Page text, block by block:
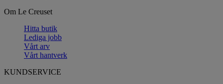
Om Le Creuset
Hitta butik
Lediga jobb
Vårt arv
Vårt hantverk
KUNDSERVICE